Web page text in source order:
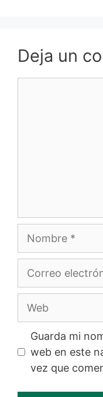
Deja un
Correo
electrónico
Guarda mi
web en este
vez que